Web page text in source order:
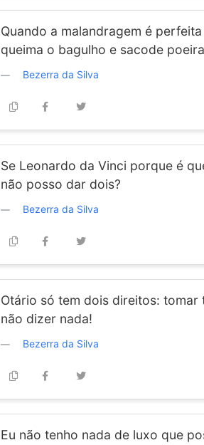
Quando a malandragem é perfeita
queima o bagulho e sacode
Bezerra da Silva
Se Leonardo da Vinci porque é
não posso dar dois?
Bezerra da Silva
Otário só tem dois direitos: tomar
não dizer nada!
Bezerra da Silva
Eu não tenho nada de luxo que